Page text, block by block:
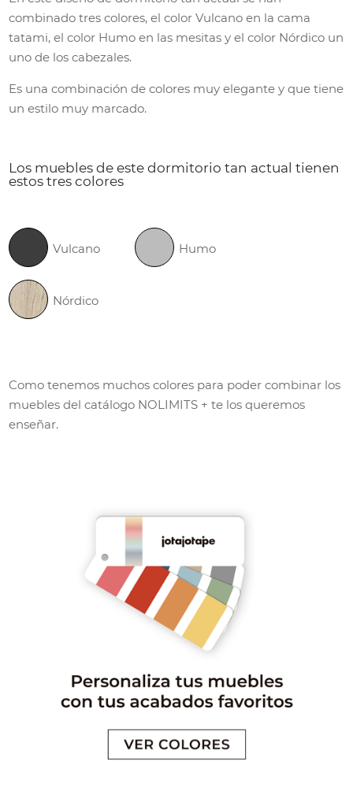
combinado tres colores, el color Vulcano en la cama
tatami, el color Humo en las mesitas y el color Nórdico un
uno de los cabezales.
Es una combinación de colores muy elegante y que tiene
un estilo muy marcado.
Los muebles de este dormitorio tan actual tienen
estos tres colores
Vulcano Humo
Nórdico
Como tenemos muchos colores para poder combinar los
muebles del catálogo NOLIMITS + te los queremos
enseñar.